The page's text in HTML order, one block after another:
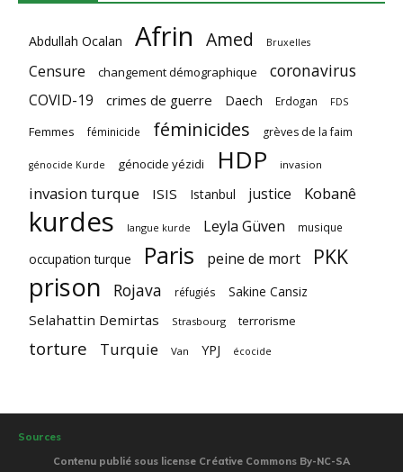
Abdullah Ocalan Afrin Amed Bruxelles
Censure changement démographique coronavirus
COVID-19 crimes de guerre Daech Erdogan FDS
Femmes féminicide féminicides grèves de la faim
génocide Kurde génocide yézidi HDP invasion
invasion turque ISIS Istanbul justice Kobanê
kurdes langue kurde Leyla Güven musique
occupation turque Paris peine de mort PKK
prison Rojava réfugiés Sakine Cansiz
Selahattin Demirtas Strasbourg terrorisme
torture Turquie Van YPJ écocide
Sources
Contenu publié sous license Créative Commons By-NC-SA